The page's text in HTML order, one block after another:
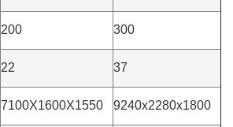
200 300
22 37
7100X1600X1550 9240x2280x1800